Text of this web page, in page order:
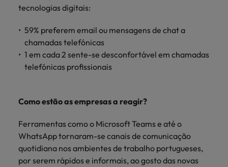
tecnologias digitais:
59% preferem email ou mensagens de chat a
chamadas telefónicas
1 em cada 2 sente-se desconfortável em chamadas
telefónicas profissionais
Como estão as empresas a reagir?
Ferramentas como o Microsoft Teams e até o
WhatsApp tornaram-se canais de comunicação
quotidiana nos ambientes de trabalho portugueses,
por serem rápidos e informais, ao gosto das novas